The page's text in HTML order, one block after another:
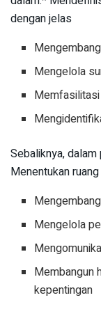
dengan jelas
Mengelola
Sebaliknya,
Menentukan
Mengelola
Membangun
kepentingan